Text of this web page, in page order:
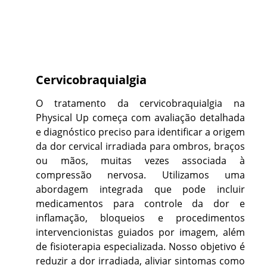
Cervicobraquialgia
O tratamento da cervicobraquialgia na
Physical Up começa com avaliação detalhada
e diagnóstico preciso para identificar a origem
da dor cervical irradiada para ombros, braços
ou mãos, muitas vezes associada à
compressão nervosa. Utilizamos uma
abordagem integrada que pode incluir
medicamentos para controle da dor e
inflamação, bloqueios e procedimentos
intervencionistas guiados por imagem, além
de fisioterapia especializada. Nosso objetivo é
reduzir a dor irradiada, aliviar sintomas como